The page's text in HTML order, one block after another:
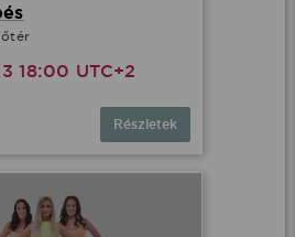
18:00 UTC+2
Részletek